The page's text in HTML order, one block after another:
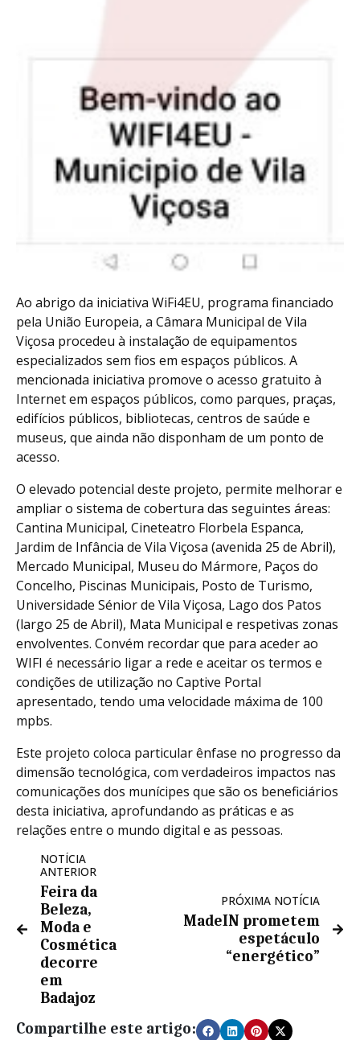
Ao abrigo da iniciativa WiFi4EU, programa financiado
pela União Europeia, a Câmara Municipal de Vila
Viçosa procedeu à instalação de equipamentos
especializados sem fios em espaços públicos. A
mencionada iniciativa promove o acesso gratuito à
Internet em espaços públicos, como parques, praças,
edifícios públicos, bibliotecas, centros de saúde e
museus, que ainda não disponham de um ponto de
acesso.
O elevado potencial deste projeto, permite melhorar e
ampliar o sistema de cobertura das seguintes áreas:
Cantina Municipal, Cineteatro Florbela Espanca,
Jardim de Infância de Vila Viçosa (avenida 25 de Abril),
Mercado Municipal, Museu do Mármore, Paços do
Concelho, Piscinas Municipais, Posto de Turismo,
Universidade Sénior de Vila Viçosa, Lago dos Patos
(largo 25 de Abril), Mata Municipal e respetivas zonas
envolventes. Convém recordar que para aceder ao
WIFI é necessário ligar a rede e aceitar os termos e
condições de utilização no Captive Portal
apresentado, tendo uma velocidade máxima de 100
mpbs.
Este projeto coloca particular ênfase no progresso da
dimensão tecnológica, com verdadeiros impactos nas
comunicações dos munícipes que são os beneficiários
desta iniciativa, aprofundando as práticas e as
relações entre o mundo digital e as pessoas.
NOTÍCIA
ANTERIOR
Feira da
Beleza,
Moda e
Cosmética
decorre
em
Badajoz
PRÓXIMA NOTÍCIA
MadeIN prometem
espetáculo
“energético”
Compartilhe este artigo: